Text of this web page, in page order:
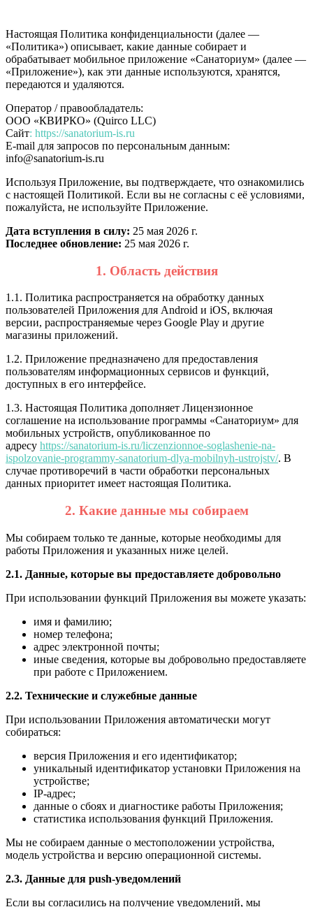
Настоящая Политика конфиденциальности (далее —
«Политика») описывает, какие данные собирает и
обрабатывает мобильное приложение «Санаториум» (далее —
«Приложение»), как эти данные используются, хранятся,
передаются и удаляются.
Оператор / правообладатель:
ООО «КВИРКО» (Quirco LLC)
Сайт: https://sanatorium-is.ru
E-mail для запросов по персональным данным:
info@sanatorium-is.ru
Используя Приложение, вы подтверждаете, что ознакомились
с настоящей Политикой. Если вы не согласны с её условиями,
пожалуйста, не используйте Приложение.
Дата вступления в силу: 25 мая 2026 г.
Последнее обновление: 25 мая 2026 г.
1. Область действия
1.1. Политика распространяется на обработку данных
пользователей Приложения для Android и iOS, включая
версии, распространяемые через Google Play и другие
магазины приложений.
1.2. Приложение предназначено для предоставления
пользователям информационных сервисов и функций,
доступных в его интерфейсе.
1.3. Настоящая Политика дополняет Лицензионное
соглашение на использование программы «Санаториум» для
мобильных устройств, опубликованное по
адресу https://sanatorium-is.ru/liczenzionnoe-soglashenie-na-
ispolzovanie-programmy-sanatorium-dlya-mobilnyh-ustrojstv/. В
случае противоречий в части обработки персональных
данных приоритет имеет настоящая Политика.
2. Какие данные мы собираем
Мы собираем только те данные, которые необходимы для
работы Приложения и указанных ниже целей.
2.1. Данные, которые вы предоставляете добровольно
При использовании функций Приложения вы можете указать:
имя и фамилию;
номер телефона;
адрес электронной почты;
иные сведения, которые вы добровольно предоставляете
при работе с Приложением.
2.2. Технические и служебные данные
При использовании Приложения автоматически могут
собираться:
версия Приложения и его идентификатор;
уникальный идентификатор установки Приложения на
устройстве;
IP-адрес;
данные о сбоях и диагностике работы Приложения;
статистика использования функций Приложения.
Мы не собираем данные о местоположении устройства,
модель устройства и версию операционной системы.
2.3. Данные для push-уведомлений
Если вы согласились на получение уведомлений, мы